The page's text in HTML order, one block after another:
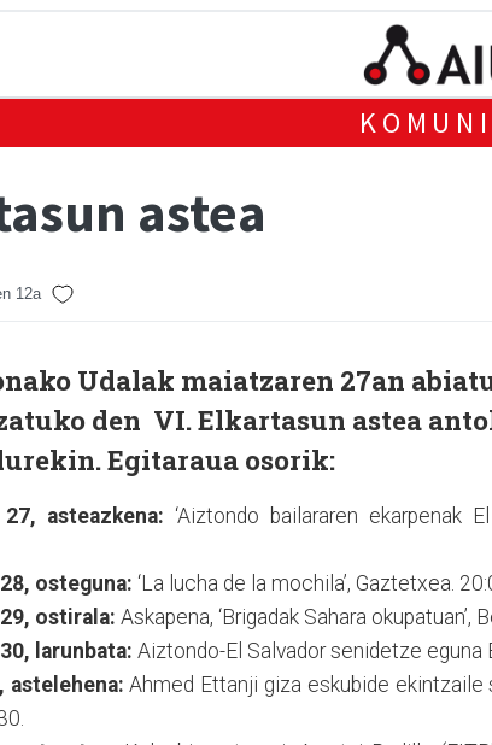
astea
12a
Udalak maiatzaren 27an
den VI. Elkartasun astea
Egitaraua osorik:
asteazkena: ‘Aiztondo bailararen ekarpenak
osteguna: ‘La lucha de la mochila’, Gaztetxea.
ostirala: Askapena, ‘Brigadak Sahara okupatuan’,
larunbata: Aiztondo-El Salvador senidetze eguna
astelehena: Ahmed Ettanji giza eskubide ekintzaile